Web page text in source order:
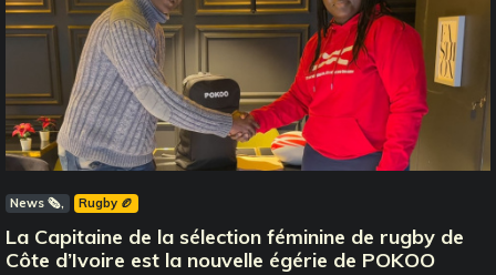
News 🗞️ Rugby 🏉
La Capitaine de la sélection féminine de rugby de
Côte d’Ivoire est la nouvelle égérie de POKOO